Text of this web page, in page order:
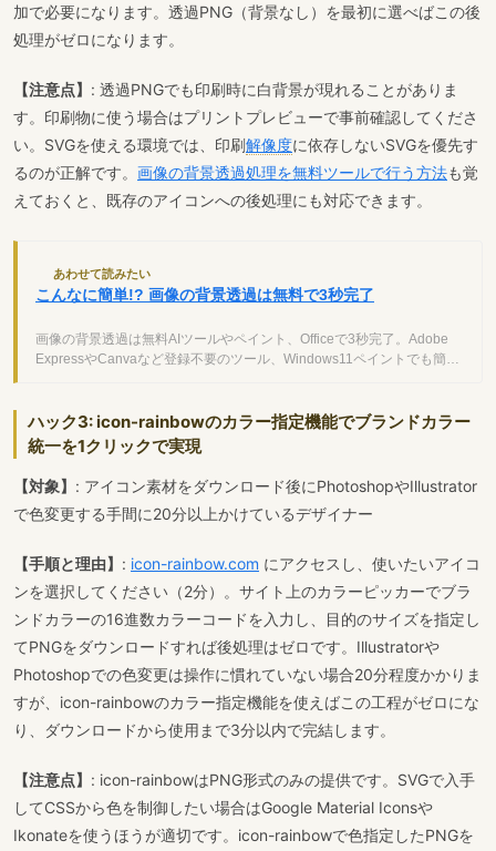
加で必要になります。透過PNG（背景なし）を最初に選べばこの後
処理がゼロになります。
【注意点】 : 透過PNGでも印刷時に白背景が現れることがありま
す。印刷物に使う場合はプリントプレビューで事前確認してくださ
い。SVGを使える環境では、印刷解像度に依存しないSVGを優先す
るのが正解です。 画像の背景透過処理を無料ツールで行う方法も覚
えておくと、既存のアイコンへの後処理にも対応できます。
あわせて読みたい
こんなに簡単!? 画像の背景透過は無料で3秒完了
画像の背景透過は無料AIツールやペイント、Officeで3秒完了。Adobe
ExpressやCanvaなど登録不要のツール、Windows11ペイントでも簡単
ハック3: icon-rainbowのカラー指定機能でブランドカラー
統一を1クリックで実現
【対象】 : アイコン素材をダウンロード後にPhotoshopやIllustrator
で色変更する手間に20分以上かけているデザイナー
【手順と理由】 : icon-rainbow.com にアクセスし、使いたいアイコ
ンを選択してください（2分）。サイト上のカラーピッカーでブラ
ンドカラーの16進数カラーコードを入力し、目的のサイズを指定し
てPNGをダウンロードすれば後処理はゼロです。Illustratorや
Photoshopでの色変更は操作に慣れていない場合20分程度かかりま
すが、icon-rainbowのカラー指定機能を使えばこの工程がゼロにな
り、ダウンロードから使用まで3分以内で完結します。
【注意点】 : icon-rainbowはPNG形式のみの提供です。SVGで入手
してCSSから色を制御したい場合はGoogle Material Iconsや
Ikonateを使うほうが適切です。icon-rainbowで色指定したPNGを